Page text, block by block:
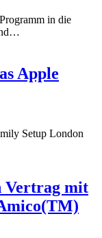
in die
…
Apple
Setup London
Vertrag mit